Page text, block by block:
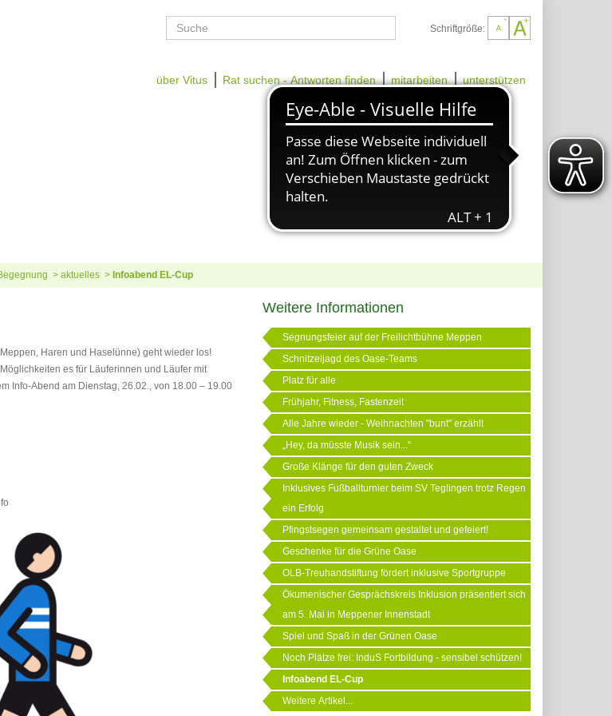
Schriftgröße:
über Vitus Rat suchen - Antworten finden mitarbeiten unterstützen
aktuelles Infoabend EL-Cup
Haren und Haselünne) geht wieder los!
es für Läuferinnen und Läufer mit
Info-Abend am Dienstag, 26.02., von 18.00 – 19.00
Weitere Informationen
Segnungsfeier auf der Freilichtbühne Meppen
Schnitzeljagd des Oase-Teams
Platz für alle
Frühjahr, Fitness, Fastenzeit
Alle Jahre wieder - Weihnachten "bunt" erzählt
„Hey, da müsste Musik sein...“
Große Klänge für den guten Zweck
Inklusives Fußballturnier beim SV Teglingen trotz Regen
ein Erfolg
Pfingstsegen gemeinsam gestaltet und gefeiert!
Geschenke für die Grüne Oase
OLB-Treuhandstiftung fördert inklusive Sportgruppe
Ökumenischer Gesprächskreis Inklusion präsentiert sich
am 5. Mai in Meppener Innenstadt
Spiel und Spaß in der Grünen Oase
Noch Plätze frei: InduS Fortbildung - sensibel schützen!
Infoabend EL-Cup
Weitere Artikel...